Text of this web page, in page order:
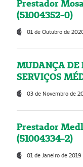
Prestador
(51004352-0)
01 de Outubro de
MUDANÇA DE
SERVIÇOS
03 de Novembro de
Prestador
(51004334-2)
01 de Janeiro de 2019